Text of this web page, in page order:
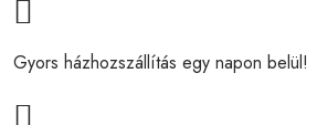
Gyors házhozszállítás egy napon belül!